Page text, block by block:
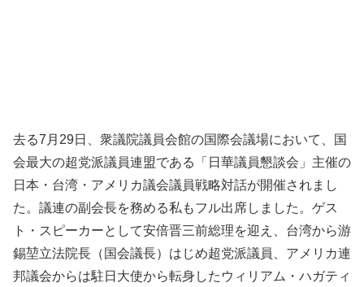
去る7月29日、衆議院議員会館の国際会議場において、国
会最大の超党派議員連盟である「日華議員懇談会」主催の
日本・台湾・アメリカ議会議員戦略対話が開催されまし
た。議連の副会長を務める私もフル出席しました。ゲス
ト・スピーカーとして安倍晋三前総理を迎え、台湾から游
錫堃立法院長（国会議長）はじめ超党派議員、アメリカ連
邦議会からは駐日大使から転身したウィリアム・ハガティ